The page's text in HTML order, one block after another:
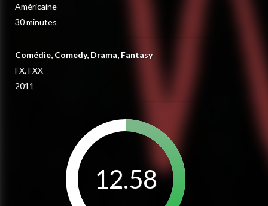
Américaine
30 minutes
Comédie, Comedy, Drama, Fantasy
FX, FXX
2011
12.58